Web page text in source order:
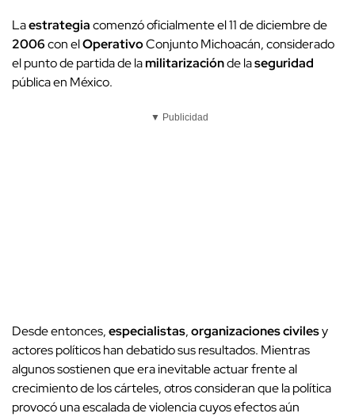
Laestrategiacomenzó oficialmente el 11 de diciembre de
2006con elOperativoConjunto Michoacán, considerado
el punto de partida de lamilitarizaciónde laseguridad
pública en México.
▼ Publicidad
Desde entonces,especialistas,organizaciones civilesy
actores políticos han debatido sus resultados. Mientras
algunos sostienen que era inevitable actuar frente al
crecimiento de los cárteles, otros consideran que la política
provocó una escalada de violencia cuyos efectos aún